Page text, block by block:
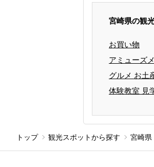
宮崎県の観
お買い物
アミューズ
グルメ お土
体験教室 見
トップ 観光スポットから探す 宮崎県